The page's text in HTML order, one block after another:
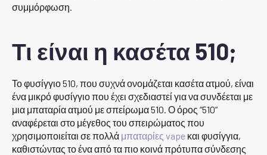
συμμόρφωση.
Τι είναι η κασέτα 510;
Το φυσίγγιο 510, που συχνά ονομάζεται κασέτα ατμού, είναι
ένα μικρό φυσίγγιο που έχει σχεδιαστεί για να συνδέεται με
μια μπαταρία ατμού με σπείρωμα 510. Ο όρος “510”
αναφέρεται στο μέγεθος του σπειρώματος που
χρησιμοποιείται σε πολλά μπαταρίες vape και φυσίγγια,
καθιστώντας το ένα από τα πιο κοινά πρότυπα σύνδεσης